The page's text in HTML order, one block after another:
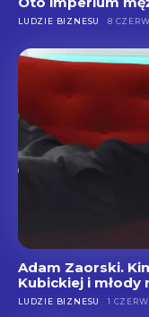
LUDZIE BIZNESU 8
Adam Zaorski.
Kubickiej i
LUDZIE BIZNESU 1